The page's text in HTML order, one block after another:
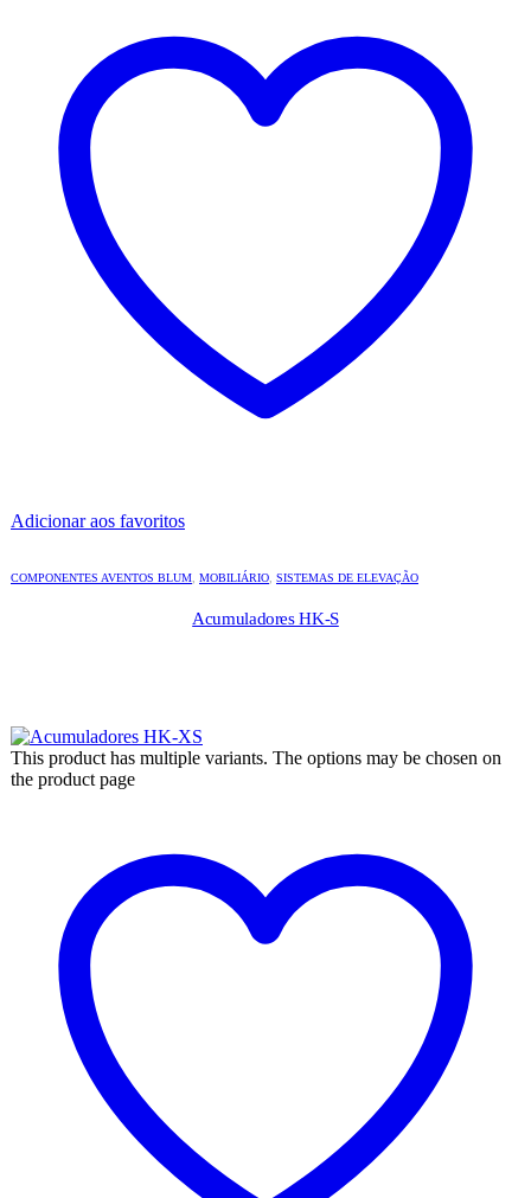
Adicionar aos favoritos
COMPONENTES AVENTOS BLUM, MOBILIÁRIO, SISTEMAS DE ELEVAÇÃO
Acumuladores HK-S
This product has multiple variants. The options may be chosen on
the product page